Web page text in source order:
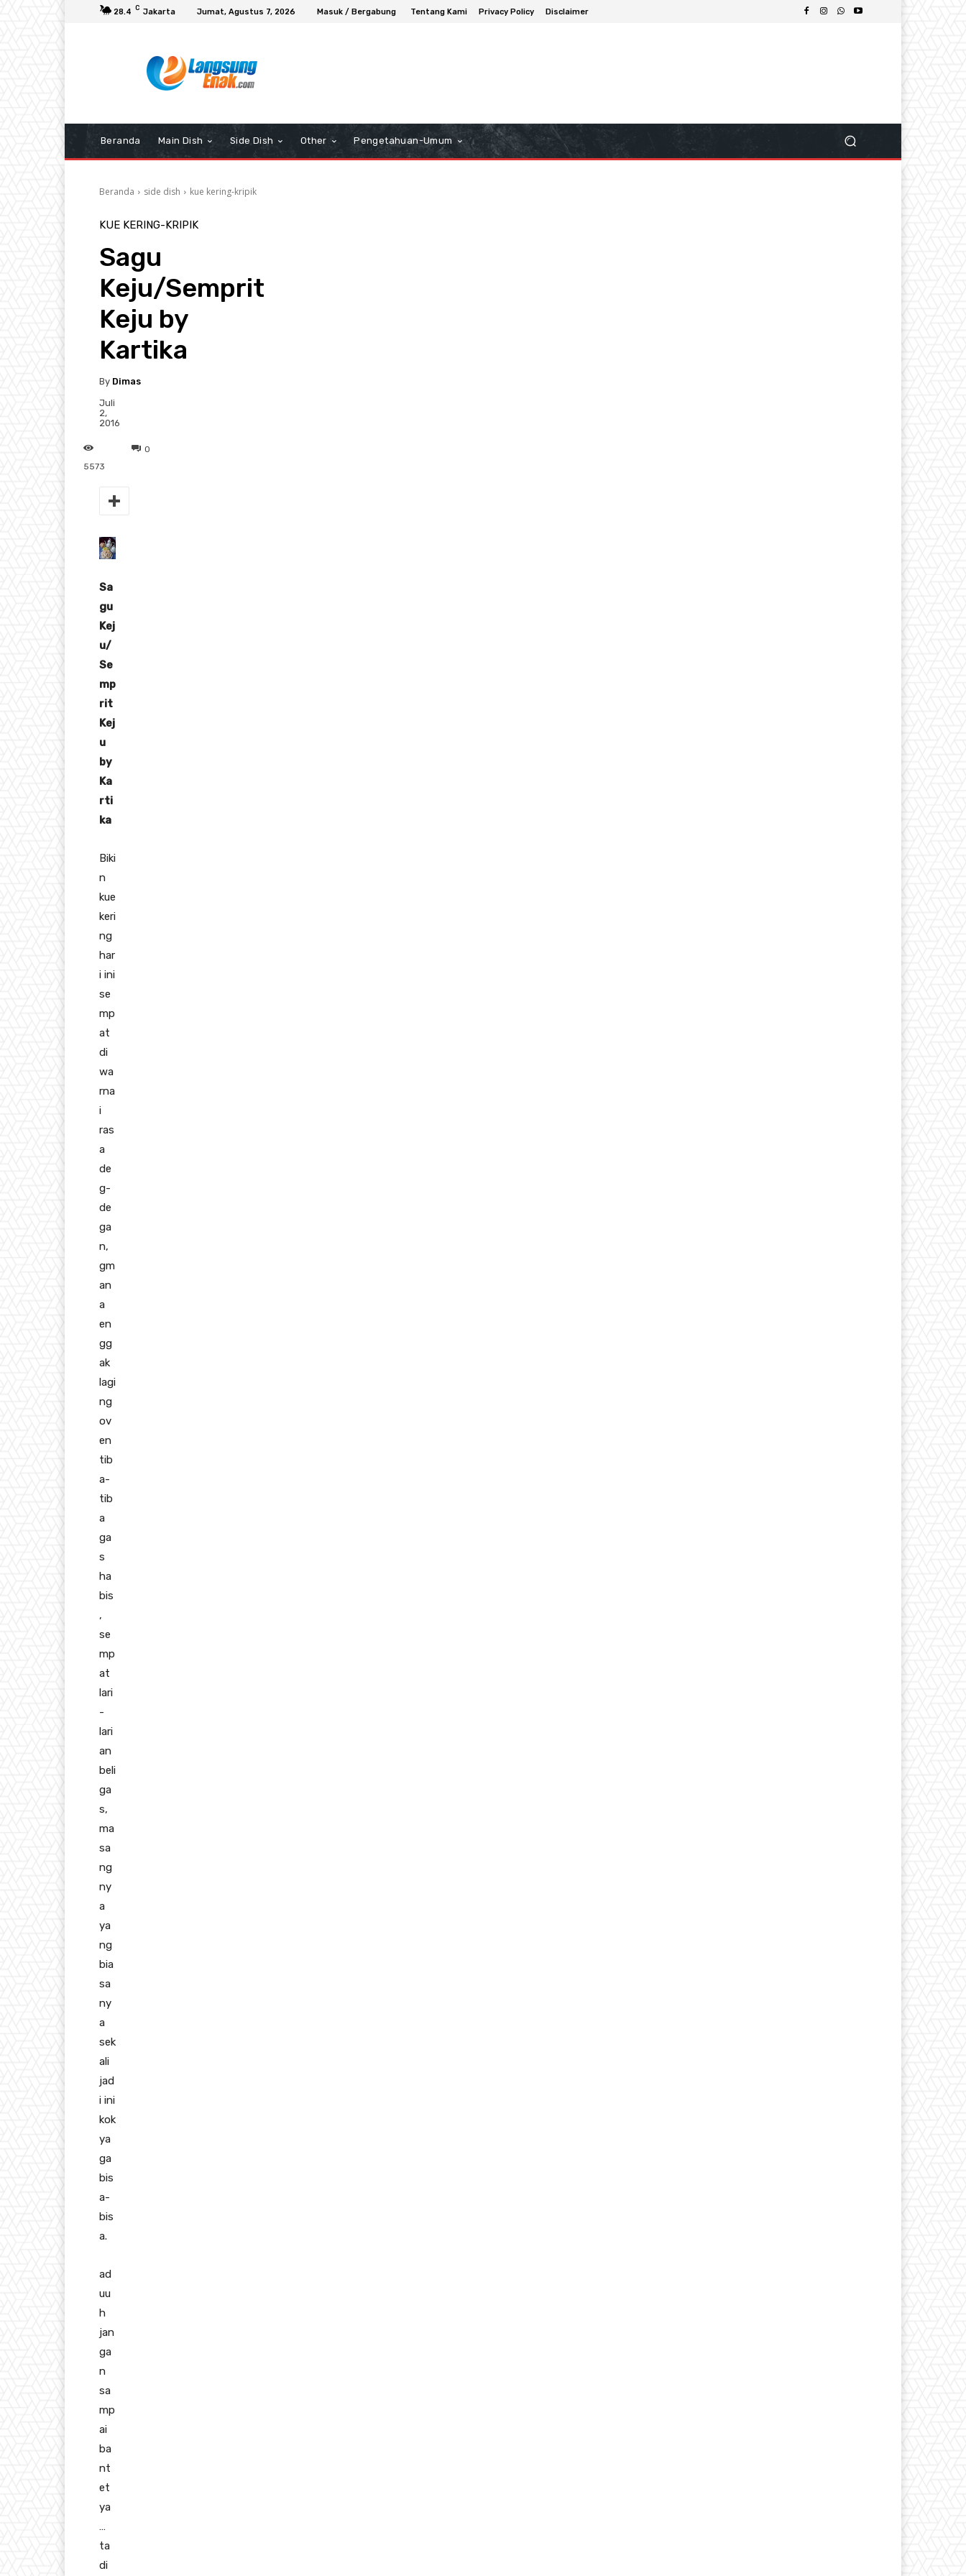
28.4 C Jakarta Jumat, Agustus 7, 2026 Masuk / Bergabung Tentang Kami Privacy Policy Disclaimer
Beranda Main Dish Side Dish Other Pengetahuan-Umum
Beranda side dish kue kering-kripik
KUE KERING-KRIPIK
Sagu
Keju/Semprit
Keju by
Kartika
By Dimas
Juli
2,
2016
0
5573
Sa
gu
Kej
u/
Se
mp
rit
Kej
u
by
Ka
rti
ka
Biki
n
kue
keri
ng
har
i ini
se
mp
at
di
wa
rna
i
ras
a
de
g-
de
ga
n,
gm
an
a
en
gg
ak
lagi
ng
ov
en
tib
a-
tib
a
ga
s
ha
bis
,
se
mp
at
lari
-
lari
an
beli
ga
s,
ma
sa
ng
ny
a
ya
ng
bia
sa
ny
a
sek
ali
jad
i ini
kok
ya
ga
bis
a-
bis
a.
ad
uu
h
jan
ga
n
sa
mp
ai
ba
nt
et
ya
…
ta
di